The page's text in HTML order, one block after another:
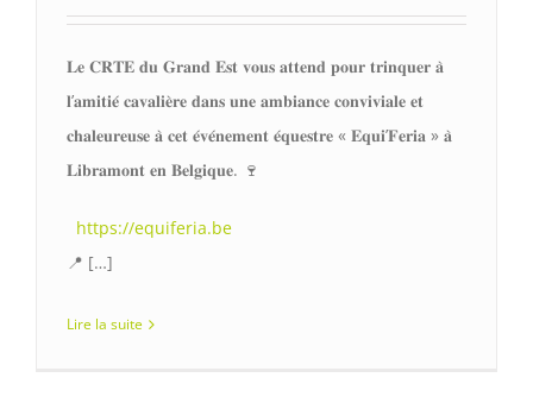
𝐋𝐞 𝐂𝐑𝐓𝐄 𝐝𝐮 𝐆𝐫𝐚𝐧𝐝 𝐄𝐬𝐭 𝐯𝐨𝐮𝐬 𝐚𝐭𝐭𝐞𝐧𝐝 𝐩𝐨𝐮𝐫 𝐭𝐫𝐢𝐧𝐪𝐮𝐞𝐫 𝐚̀
𝐥’𝐚𝐦𝐢𝐭𝐢𝐞́ 𝐜𝐚𝐯𝐚𝐥𝐢𝐞̀𝐫𝐞 𝐝𝐚𝐧𝐬 𝐮𝐧𝐞 𝐚𝐦𝐛𝐢𝐚𝐧𝐜𝐞 𝐜𝐨𝐧𝐯𝐢𝐯𝐢𝐚𝐥𝐞 𝐞𝐭
𝐜𝐡𝐚𝐥𝐞𝐮𝐫𝐞𝐮𝐬𝐞 𝐚̀ 𝐜𝐞𝐭 𝐞́𝐯𝐞́𝐧𝐞𝐦𝐞𝐧𝐭 𝐞́𝐪𝐮𝐞𝐬𝐭𝐫𝐞 « 𝐄𝐪𝐮𝐢’𝐅𝐞𝐫𝐢𝐚 » 𝐚̀
𝐋𝐢𝐛𝐫𝐚𝐦𝐨𝐧𝐭 𝐞𝐧 𝐁𝐞𝐥𝐠𝐢𝐪𝐮𝐞. 🍷
https://equiferia.be
📍 […]
Lire la suite